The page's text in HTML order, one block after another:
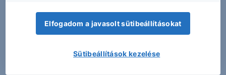
A táblázatokban és a grafikonon megjelenő adatok,
adatszolgáltatási, vagy más technikai okokból eredő
Elfogadom a javasolt sütibeállításokat
Sütibeállítások kezelése